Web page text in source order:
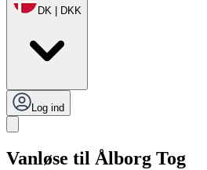
DK | DKK
Log ind
Vanløse til Ålborg Tog